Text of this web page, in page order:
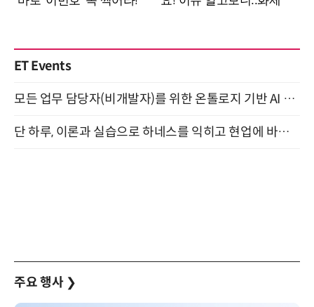
ET Events
모든 업무 담당자(비개발자)를 위한 온톨로지 기반 AI 지식체계 설계 1-day 워크숍 8월 20일 개최
단 하루, 이론과 실습으로 하네스를 익히고 현업에 바로 쓰는 핸즈온 워크숍 (8/20)
주요 행사 ❯